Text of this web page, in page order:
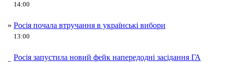
14:00
» Росія почала втручання в українські вибори
13:00
Росія запустила новий фейк напередодні засідання ГА